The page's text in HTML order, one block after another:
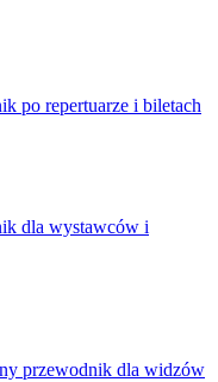
po repertuarze i biletach
dla wystawców i
przewodnik dla widzów